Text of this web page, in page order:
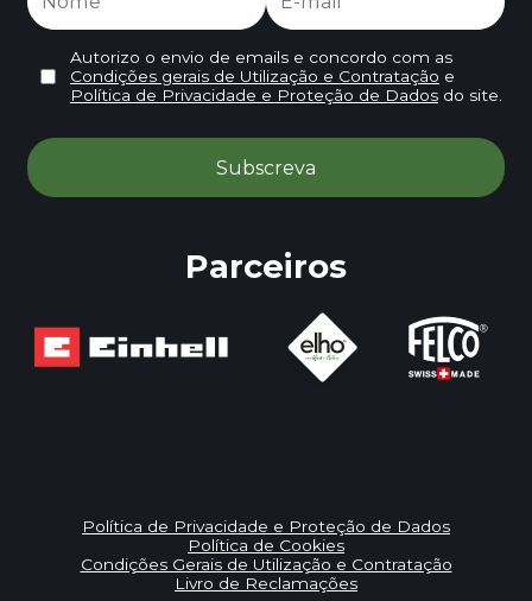
Autorizo o envio de emails e concordo com as
Condições gerais de Utilização e Contratação e
Política de Privacidade e Proteção de Dadosdo site.
Parceiros
Política de Privacidade e Proteção de Dados
Política de Cookies
Condições Gerais de Utilização e Contratação
Livro de Reclamações